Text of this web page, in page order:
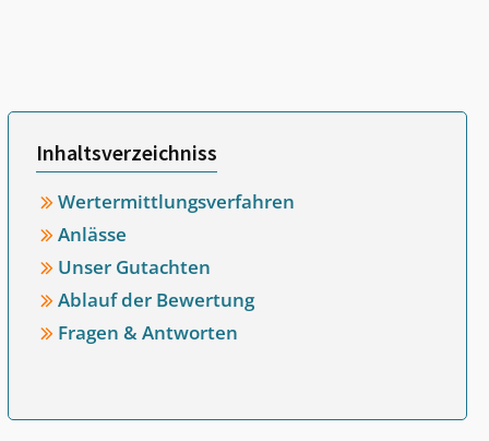
Inhaltsverzeichniss
Wertermittlungsverfahren
Anlässe
Unser Gutachten
Ablauf der Bewertung
Fragen & Antworten